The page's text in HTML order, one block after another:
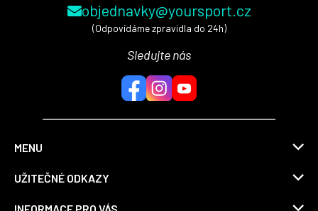
objednavky@yoursport.cz
(Odpovídáme zpravidla do 24h)
Sledujte nás
MENU
UŽITEČNÉ ODKAZY
INFORMACE PRO VÁS